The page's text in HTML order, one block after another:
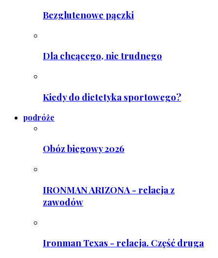
Bezglutenowe pączki
Dla chcącego, nic trudnego
Kiedy do dietetyka sportowego?
podróże
Obóz biegowy 2026
IRONMAN ARIZONA - relacja z
zawodów
Ironman Texas - relacja. Część druga